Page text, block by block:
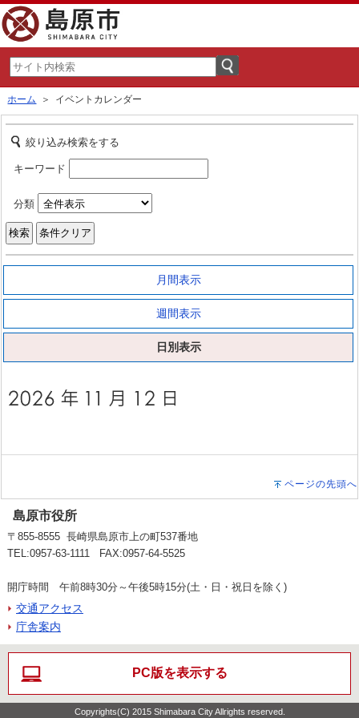
ホーム ＞ イベントカレンダー
絞り込み検索をする
キーワード
分類
月間表示
週間表示
日別表示
ページの先頭へ
島原市役所
〒855-8555 長崎県島原市上の町537番地
TEL:0957-63-1111 FAX:0957-64-5525
開庁時間 午前8時30分～午後5時15分(土・日・祝日を除く)
交通アクセス
庁舎案内
PC版を表示する
Copyrights(C) 2015 Shimabara City Allrights reserved.